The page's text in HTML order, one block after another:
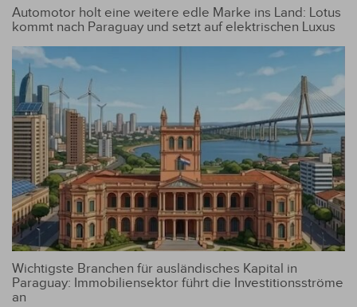
Automotor holt eine weitere edle Marke ins Land: Lotus
kommt nach Paraguay und setzt auf elektrischen Luxus
Wichtigste Branchen für ausländisches Kapital in
Paraguay: Immobiliensektor führt die Investitionsströme
an